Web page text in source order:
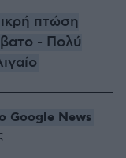
πτώση
- Πολύ
Google News